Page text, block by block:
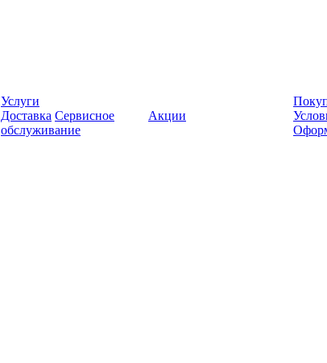
Услуги
Доставка Сервисное
обслуживание
Акции